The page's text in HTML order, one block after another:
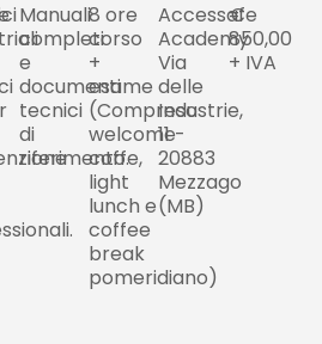
Manuali
completi
e
documenti
tecnici
di
riferimento.
8 ore
corso
+
esame
(Compreso
welcome
coffe,
light
lunch e
coffee
break
pomeridiano)
Accessafe
Academy
Via
delle
Industrie,
11 -
20883
Mezzago
(MB)
€
850,00
+ IVA